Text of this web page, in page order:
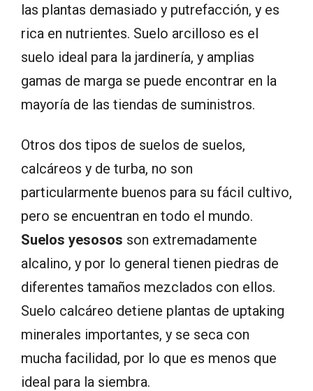
las plantas demasiado y putrefacción, y es
rica en nutrientes. Suelo arcilloso es el
suelo ideal para la jardinería, y amplias
gamas de marga se puede encontrar en la
mayoría de las tiendas de suministros.
Otros dos tipos de suelos de suelos,
calcáreos y de turba, no son
particularmente buenos para su fácil cultivo,
pero se encuentran en todo el mundo.
Suelos yesosos son extremadamente
alcalino, y por lo general tienen piedras de
diferentes tamaños mezclados con ellos.
Suelo calcáreo detiene plantas de uptaking
minerales importantes, y se seca con
mucha facilidad, por lo que es menos que
ideal para la siembra.